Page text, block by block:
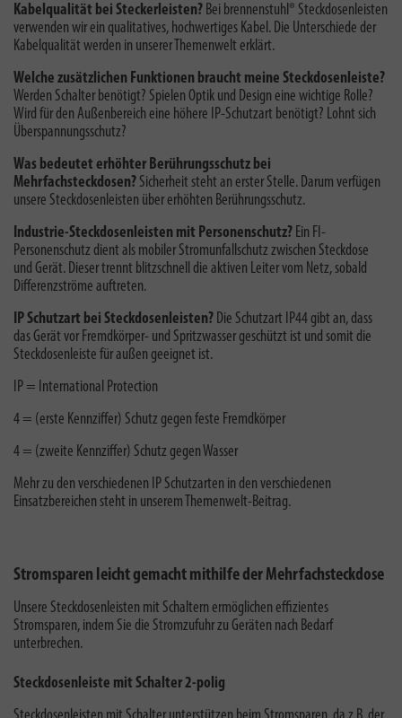
Kabelqualität bei Steckerleisten? Bei brennenstuhl® Steckdosenleisten
verwenden wir ein qualitatives, hochwertiges Kabel. Die Unterschiede der
Kabelqualität werden in unserer Themenwelt erklärt.
Welche zusätzlichen Funktionen braucht meine Steckdosenleiste?
Werden Schalter benötigt? Spielen Optik und Design eine wichtige Rolle?
Wird für den Außenbereich eine höhere IP-Schutzart benötigt? Lohnt sich
Überspannungsschutz?
Was bedeutet erhöhter Berührungsschutz bei
Mehrfachsteckdosen? Sicherheit steht an erster Stelle. Darum verfügen
unsere Steckdosenleisten über erhöhten Berührungsschutz.
Industrie-Steckdosenleisten mit Personenschutz? Ein FI-
Personenschutz dient als mobiler Stromunfallschutz zwischen Steckdose
und Gerät. Dieser trennt blitzschnell die aktiven Leiter vom Netz, sobald
Differenzströme auftreten.
IP Schutzart bei Steckdosenleisten? Die Schutzart IP44 gibt an, dass
das Gerät vor Fremdkörper- und Spritzwasser geschützt ist und somit die
Steckdosenleiste für außen geeignet ist.
IP = International Protection
4 = (erste Kennziffer) Schutz gegen feste Fremdkörper
4 = (zweite Kennziffer) Schutz gegen Wasser
Mehr zu den verschiedenen IP Schutzarten in den verschiedenen
Einsatzbereichen steht in unserem Themenwelt-Beitrag.
Stromsparen leicht gemacht mithilfe der Mehrfachsteckdose
Unsere Steckdosenleisten mit Schaltern ermöglichen effizientes
Stromsparen, indem Sie die Stromzufuhr zu Geräten nach Bedarf
unterbrechen.
Steckdosenleiste mit Schalter 2-polig